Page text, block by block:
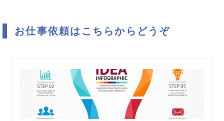
お仕事依頼はこちらからどうぞ